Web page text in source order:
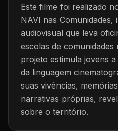
Este filme foi realizado
NAVI nas Comunidades,
audiovisual que leva
escolas de
projeto estimula jovens
da linguagem
suas vivências,
narrativas próprias,
sobre o território.